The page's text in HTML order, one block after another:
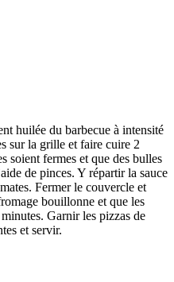
huilée du barbecue à intensité
sur la grille et faire cuire 2
soient fermes et que des bulles
de pinces. Y répartir la sauce
Fermer le couvercle et
bouillonne et que les
Garnir les pizzas de
et servir.